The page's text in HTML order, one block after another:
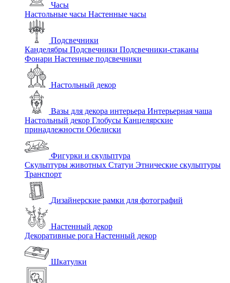
Часы
Настольные часы Настенные часы
Подсвечники
Канделябры Подсвечники Подсвечники-стаканы
Фонари Настенные подсвечники
Настольный декор
Вазы для декора интерьера Интерьерная чаша
Настольный декор Глобусы Канцелярские
принадлежности Обелиски
Фигурки и скульптура
Скульптуры животных Статуи Этнические скульптуры
Транспорт
Дизайнерские рамки для фотографий
Настенный декор
Декоративные рога Настенный декор
Шкатулки